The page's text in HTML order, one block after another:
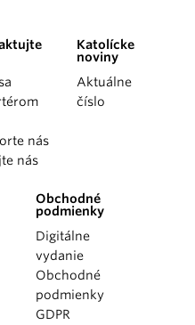
nás
nás
Katolícke
noviny
Aktuálne
číslo
Obchodné
podmienky
Digitálne
vydanie
Obchodné
podmienky
GDPR